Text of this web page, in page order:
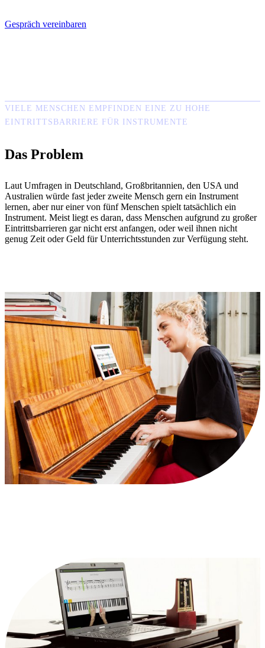
Gespräch vereinbaren
VIELE MENSCHEN EMPFINDEN EINE ZU HOHE
EINTRITTSBARRIERE FÜR INSTRUMENTE
Das Problem
Laut Umfragen in Deutschland, Großbritannien, den USA und
Australien würde fast jeder zweite Mensch gern ein Instrument
lernen, aber nur einer von fünf Menschen spielt tatsächlich ein
Instrument. Meist liegt es daran, dass Menschen aufgrund zu großer
Eintrittsbarrieren gar nicht erst anfangen, oder weil ihnen nicht
genug Zeit oder Geld für Unterrichtsstunden zur Verfügung steht.